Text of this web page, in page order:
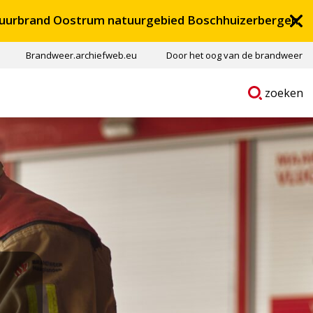
Oostrum natuurgebied Boschhuizerbergen
Brandweer.archiefweb.eu Door het oog van de brandweer
Ga
zoeken